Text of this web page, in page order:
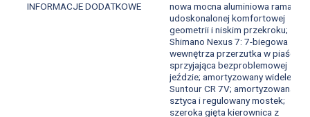
INFORMACJE DODATKOWE
nowa mocna aluminiowa rama o
udoskonalonej komfortowej
geometrii i niskim przekroku;
Shimano Nexus 7: 7-biegowa
wewnętrza przerzutka w piaście
sprzyjająca bezproblemowej
jeździe; amortyzowany widelec SR
Suntour CR 7V; amortyzowana
sztyca i regulowany mostek;
szeroka gięta kierownica z